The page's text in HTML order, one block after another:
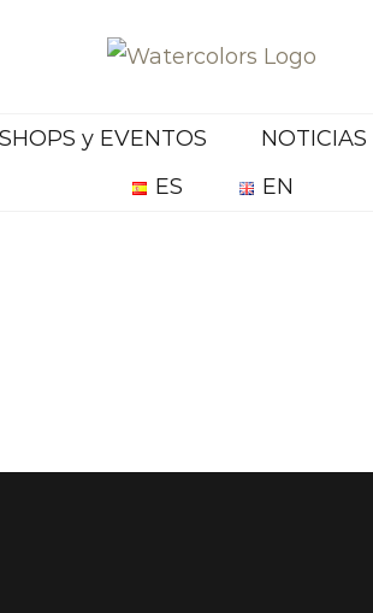
y EVENTOS NOTICIAS
ES EN